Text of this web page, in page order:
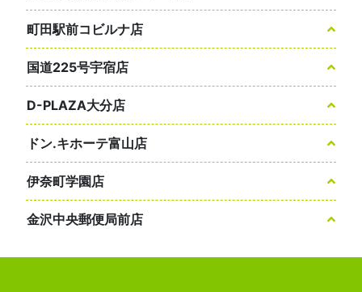
町田駅前コビルナ店
国道225号宇宿店
D-PLAZA大分店
ドン.キホーテ富山店
伊奈町学園店
金沢中央郵便局前店